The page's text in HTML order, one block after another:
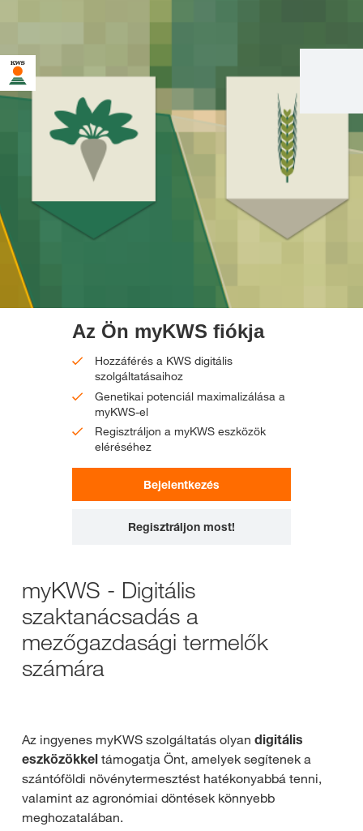
Az Ön myKWS fiókja
Hozzáférés a KWS digitális
szolgáltatásaihoz
Genetikai potenciál maximalizálása a
myKWS-el
Regisztráljon a myKWS eszközök
eléréséhez
Bejelentkezés
Regisztráljon most!
myKWS - Digitális
szaktanácsadás a
mezőgazdasági termelők
számára
Az ingyenes myKWS szolgáltatás olyan digitális
eszközökkel támogatja Önt, amelyek segítenek a
szántóföldi növénytermesztést hatékonyabbá tenni,
valamint az agronómiai döntések könnyebb
meghozatalában.